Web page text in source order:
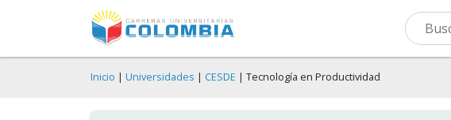
Inicio | Universidades | CESDE | Tecnología en Productividad